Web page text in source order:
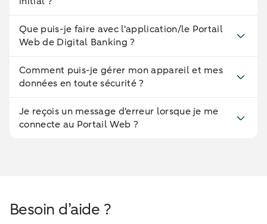
Que puis-je faire avec l'application/le Portail
Web de Digital Banking ?
Comment puis-je gérer mon appareil et mes
données en toute sécurité ?
Je reçois un message d'erreur lorsque je me
connecte au Portail Web ?
Besoin d’aide ?